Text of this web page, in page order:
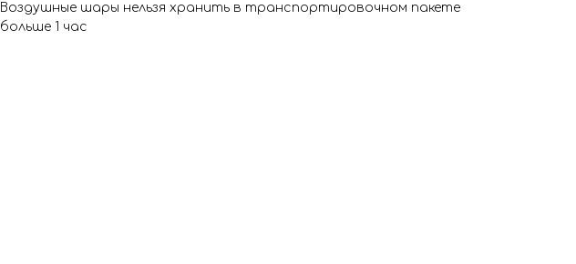
Воздушные шары нельзя хранить в транспортировочном пакете
больше 1 час